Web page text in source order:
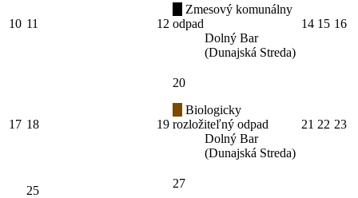
10 11 12
Zmesový komunálny
odpad
Dolný Bar
(Dunajská Streda)
14 15 16
17 18 19
20
Biologicky
rozložiteľný odpad
Dolný Bar
(Dunajská Streda)
21 22 23
25
27